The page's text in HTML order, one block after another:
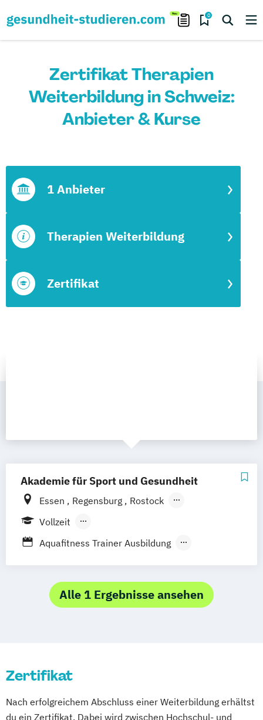
0
Zertifikat Therapien
Weiterbildung in Schweiz:
Anbieter & Kurse
Zertifikat
Therapien Weiterbildung
1 Anbieter
Akademie für Sport und Gesundheit
Essen Regensburg
Rostock
Saarbrücken
Dresden Düsseldorf Frankfurt am Main
Freiburg Hamburg Hannover Karlsruhe
Kassel Köln Konstanz Leipzig Mainz
Wiesbaden München Nürnberg
Vollzeit
Berufsbegleitender Präsenzlehrgang
Aquafitness Trainer Ausbildung
Muskelentspannung
Autogenes Training Online
Kinder-Entspannungstrainer Ausbildung
Kinesiologisches Taping Ausbildung
Alle 1 Ergebnisse ansehen
Zertifikat
Nach erfolgreichem Abschluss einer Weiterbildung erhältst
du ein Zertifikat. Dabei wird zwischen Hochschul- und